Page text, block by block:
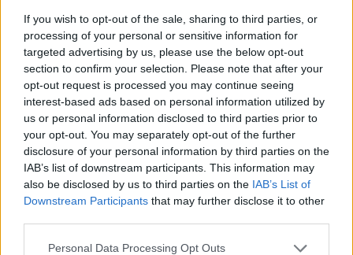
If you wish to opt-out of the sale, sharing to third parties, or
processing of your personal or sensitive information for
targeted advertising by us, please use the below opt-out
section to confirm your selection. Please note that after your
opt-out request is processed you may continue seeing
interest-based ads based on personal information utilized by
us or personal information disclosed to third parties prior to
your opt-out. You may separately opt-out of the further
disclosure of your personal information by third parties on the
IAB’s list of downstream participants. This information may
also be disclosed by us to third parties on the IAB’s List of
Downstream Participants that may further disclose it to other
Please note that this website/app uses one or more Google
Personal Data Processing Opt Outs